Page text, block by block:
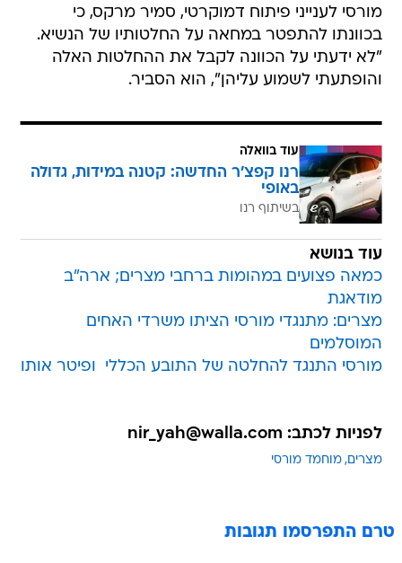
מורסי לענייני פיתוח דמוקרטי, סמיר מרקס, כי
בכוונתו להתפטר במחאה על החלטותיו של הנשיא.
"לא ידעתי על הכוונה לקבל את ההחלטות האלה
והופתעתי לשמוע עליהן", הוא הסביר.
עוד בוואלה
רנו קפצ'ר החדשה: קטנה במידות, גדולה
באופי
בשיתוף רנו
עוד בנושא
כמאה פצועים במהומות ברחבי מצרים; ארה"ב
מודאגת
מצרים: מתנגדי מורסי הציתו משרדי האחים
המוסלמים
מורסי התנגד להחלטה של התובע הכללי  ופיטר אותו
לפניות לכתב: nir_yah@walla.com
מצרים מוחמד מורסי
טרם התפרסמו תגובות